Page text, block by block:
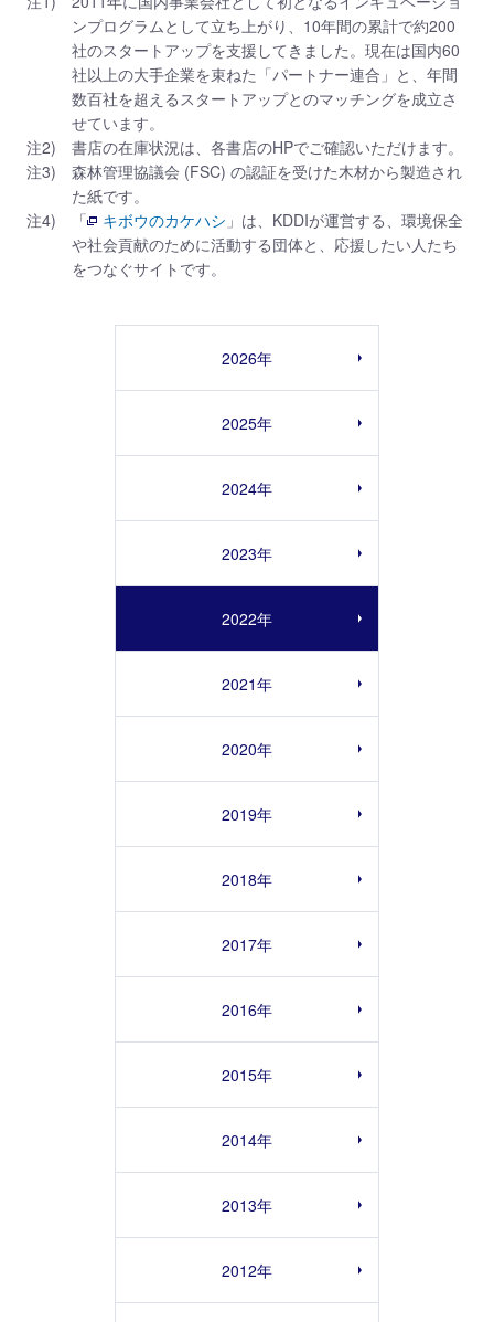
ンプログラムとして立ち上がり、10年間の累計で約200
社のスタートアップを支援してきました。現在は国内60
社以上の大手企業を束ねた「パートナー連合」と、年間
数百社を超えるスタートアップとのマッチングを成立さ
せています。
注2)
書店の在庫状況は、各書店のHPでご確認いただけます。
注3)
森林管理協議会 (FSC) の認証を受けた木材から製造され
た紙です。
注4)
「 キボウのカケハシ 」は、KDDIが運営する、環境保全
や社会貢献のために活動する団体と、応援したい人たち
をつなぐサイトです。
2026年
2025年
2024年
2023年
2022年
2021年
2020年
2019年
2018年
2017年
2016年
2015年
2014年
2013年
2012年